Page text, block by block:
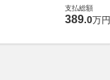
支払総額
389.0万円